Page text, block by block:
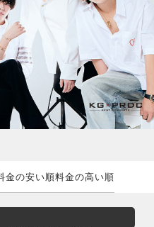
金の安い順料金の高い順